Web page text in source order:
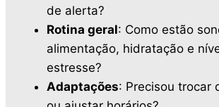
de alerta?
Rotina geral: Como estão
alimentação, hidratação e
estresse?
Adaptações: Precisou trocar